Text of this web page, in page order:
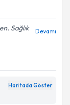
Sağlık
Devamı
Haritada Göster